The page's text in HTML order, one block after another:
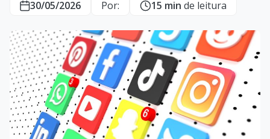
30/05/2026 Por: 15 min de leitura